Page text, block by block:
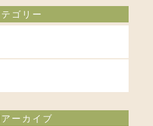
ゴリー
ーカイブ